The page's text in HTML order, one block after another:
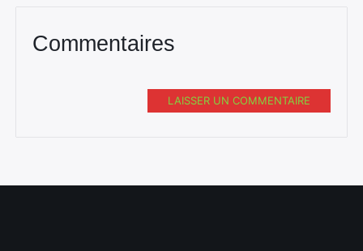
Commentaires
LAISSER UN COMMENTAIRE